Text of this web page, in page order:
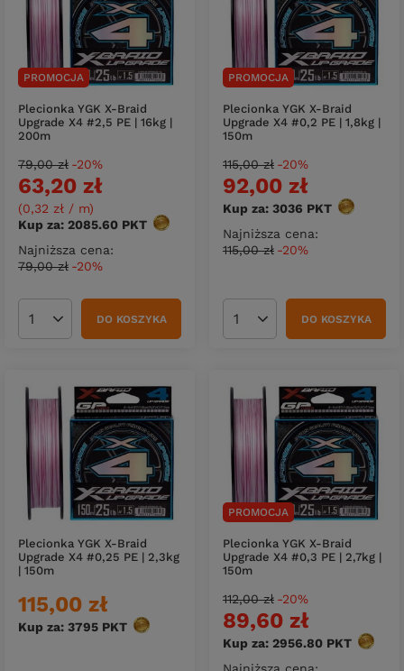
PROMOCJA
Plecionka YGK X-Braid
Upgrade X4 #2,5 PE | 16kg |
200m
63,20 zł
(0,32 zł / m)
Kup za: 2085.60 PKT punktów
Najniższa cena:
79,00 zł -20%
79,00 zł -20%
Ilość produktówDO KOSZYKA
PROMOCJA
Plecionka YGK X-Braid
Upgrade X4 #0,2 PE | 1,8kg |
150m
92,00 zł
Kup za: 3036 PKT punktów
Najniższa cena:
115,00 zł -20%
115,00 zł -20%
Ilość produktówDO KOSZYKA
Plecionka YGK X-Braid
Upgrade X4 #0,25 PE | 2,3kg
| 150m
115,00 zł
Kup za: 3795 PKT punktów
PROMOCJA
Plecionka YGK X-Braid
Upgrade X4 #0,3 PE | 2,7kg |
150m
89,60 zł
Kup za: 2956.80 PKT
Najniższa cena:
112,00 zł -20%